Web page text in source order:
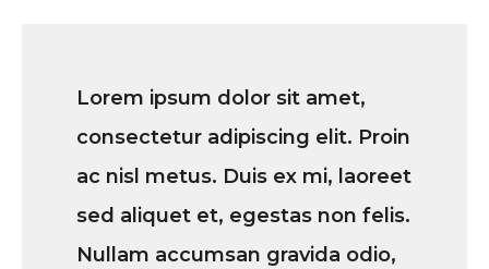
Lorem ipsum dolor sit amet,
consectetur adipiscing elit. Proin
ac nisl metus. Duis ex mi, laoreet
sed aliquet et, egestas non felis.
Nullam accumsan gravida odio,